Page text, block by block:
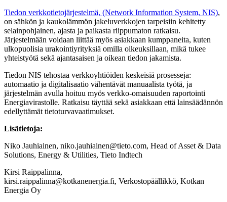
Tiedon verkkotietojärjestelmä, (Network Information System, NIS),
on sähkön ja kaukolämmön jakeluverkkojen tarpeisiin kehitetty
selainpohjainen, ajasta ja paikasta riippumaton ratkaisu.
Järjestelmään voidaan liittää myös asiakkaan kumppaneita, kuten
ulkopuolisia urakointiyrityksiä omilla oikeuksillaan, mikä tukee
yhteistyötä sekä ajantasaisen ja oikean tiedon jakamista.
Tiedon NIS tehostaa verkkoyhtiöiden keskeisiä prosesseja:
automaatio ja digitalisaatio vähentävät manuaalista työtä, ja
järjestelmän avulla hoituu myös verkko-omaisuuden raportointi
Energiavirastolle. Ratkaisu täyttää sekä asiakkaan että lainsäädännön
edellyttämät tietoturvavaatimukset.
Lisätietoja:
Niko Jauhiainen, niko.jauhiainen@tieto.com, Head of Asset & Data
Solutions, Energy & Utilities, Tieto Indtech
Kirsi Raippalinna,
kirsi.raippalinna@kotkanenergia.fi, Verkostopäällikkö, Kotkan
Energia Oy